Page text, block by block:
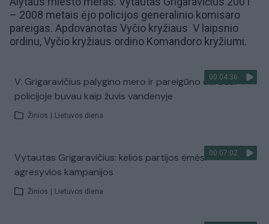
– 2008 metais ėjo policijos generalinio komisaro
pareigas. Apdovanotas Vyčio kryžiaus V laipsnio
ordinu, Vyčio kryžiaus ordino Komandoro kryžiumi.
00:04:36
V. Grigaravičius palygino mero ir pareigūno darbus:
policijoje buvau kaip žuvis vandenyje
Žinios Lietuvos diena
00:07:02
Vytautas Grigaravičius: kelios partijos ėmėsi
agresyvios kampanijos
Žinios Lietuvos diena